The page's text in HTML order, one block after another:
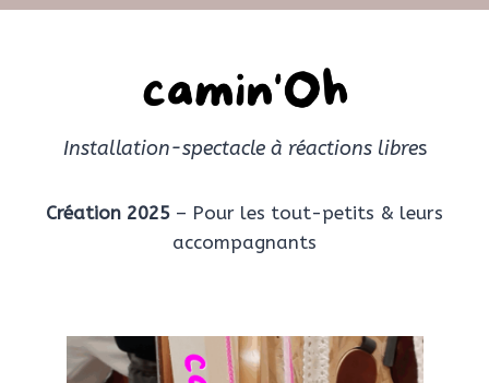
Installation-spectacle à réactions libres
Création 2025 – Pour les tout-petits & leurs
accompagnants